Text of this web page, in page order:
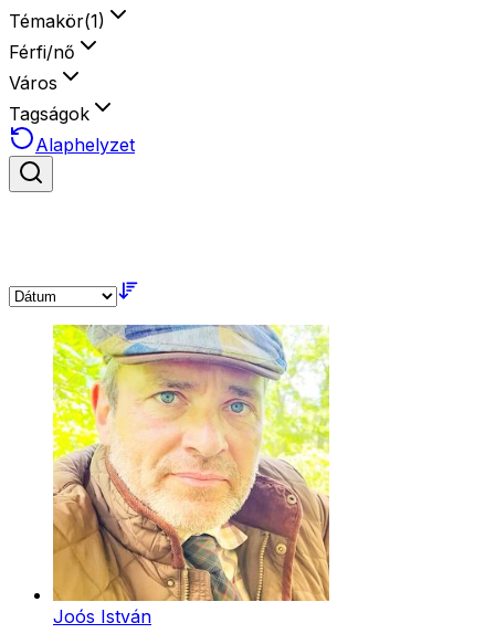
Témakör(1)
Férfi/nő
Város
Tagságok
Alaphelyzet
Joós István